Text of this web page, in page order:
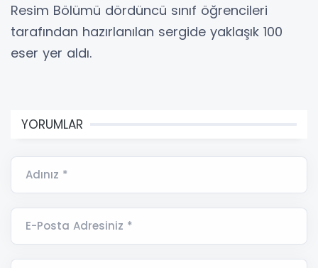
Resim Bölümü dördüncü sınıf öğrencileri
tarafından hazırlanılan sergide yaklaşık 100
eser yer aldı.
YORUMLAR
Adınız *
E-Posta Adresiniz *